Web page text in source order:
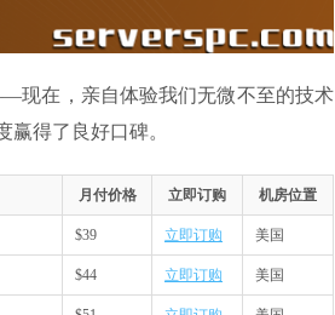
现在，亲自体验我们无微不至的技术
得了良好口碑。
月付价格 立即订购 机房位置
$39 立即订购 美国
$44 立即订购 美国